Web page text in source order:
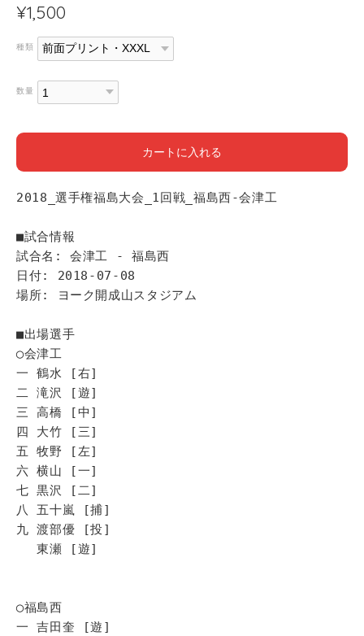
¥1,500
種類
数量
カートに入れる
2018_選手権福島大会_1回戦_福島西-会津工
■試合情報
試合名: 会津工 - 福島西
日付: 2018-07-08
場所: ヨーク開成山スタジアム
■出場選手
◯会津工
一 鶴水 [右]
二 滝沢 [遊]
三 高橋 [中]
四 大竹 [三]
五 牧野 [左]
六 横山 [一]
七 黒沢 [二]
八 五十嵐 [捕]
九 渡部優 [投]
東瀬 [遊]
◯福島西
一 吉田奎 [遊]